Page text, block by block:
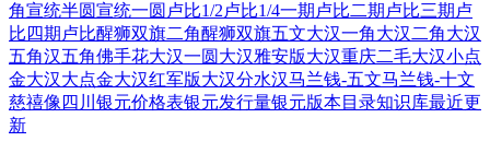
角宣统半圆宣统一圆 卢比1/2卢比1/4一期卢比二期卢比三期卢
比 四期卢比醒狮双旗二角醒狮双旗五文大汉一角大汉二角大汉
五角汉五角佛手花大汉一圆 大汉雅安版大汉重庆二毛大汉小点
金大汉大点金大汉红军版大汉分水汉马兰钱-五文马兰钱-十文
慈禧像四川 银元价格表银元发行量银元版本目录知识库最近更
新